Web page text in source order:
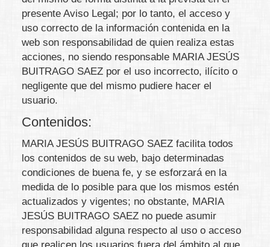
presente Aviso Legal; por lo tanto, el acceso y
uso correcto de la información contenida en la
web son responsabilidad de quien realiza estas
acciones, no siendo responsable MARIA JESÚS
BUITRAGO SAEZ por el uso incorrecto, ilícito o
negligente que del mismo pudiere hacer el
usuario.
Contenidos:
MARIA JESÚS BUITRAGO SAEZ facilita todos
los contenidos de su web, bajo determinadas
condiciones de buena fe, y se esforzará en la
medida de lo posible para que los mismos estén
actualizados y vigentes; no obstante, MARIA
JESÚS BUITRAGO SAEZ no puede asumir
responsabilidad alguna respecto al uso o acceso